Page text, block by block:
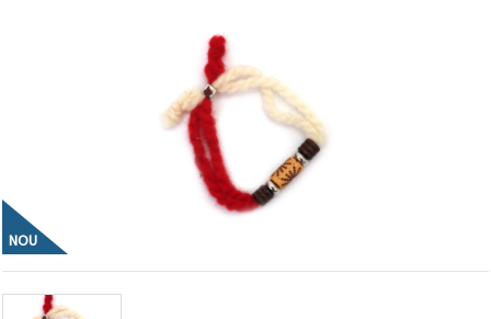
experiență
aici,
amintindu-
vă de
NOU